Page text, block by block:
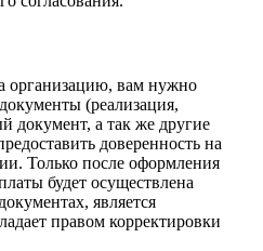
организацию, вам нужно
(реализация,
документ, а так же другие
доверенность на
Только после оформления
будет осуществлена
является
правом корректировки